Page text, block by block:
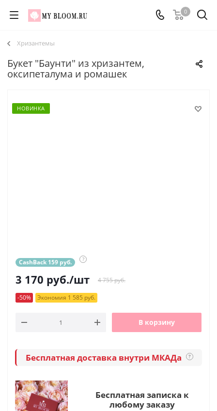
0
Хризантемы
Букет "Баунти" из хризантем,
оксипеталума и ромашек
НОВИНКА
CashBack 159 руб. ?
3 170 руб./шт 4 755 руб.
-50% Экономия 1 585 руб.
В корзину
Бесплатная доставка внутри МКАДа ?
Бесплатная записка к
любому заказу